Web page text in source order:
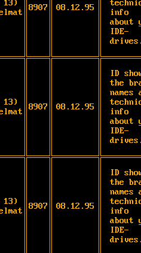
13)
8907 08.12.95
info
about
IDE-
13)
8907 08.12.95
ID
the
names
info
about
IDE-
13)
8907 08.12.95
ID
the
names
info
about
IDE-